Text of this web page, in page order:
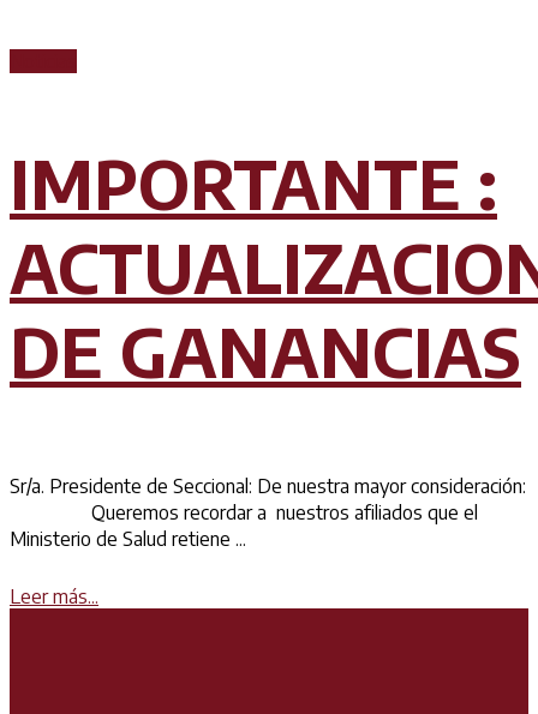
IMPORTANTE :
DE GANANCIAS
Sr/a. Presidente de Seccional: De nuestra mayor consideración:
Queremos recordar a nuestros afiliados que el
Ministerio de Salud retiene ...
Leer más...